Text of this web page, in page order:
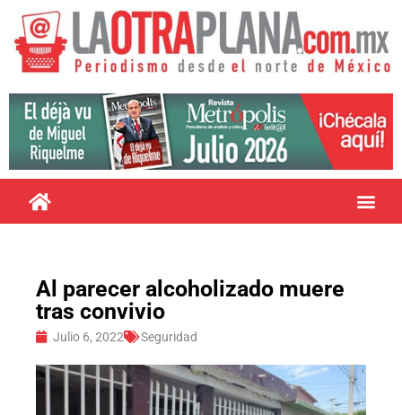
Al parecer alcoholizado muere
tras convivio
Julio 6, 2022 Seguridad